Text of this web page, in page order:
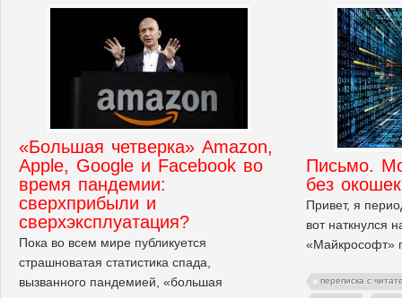
«Большая четверка» Amazon,
Apple, Google и Facebook во
время пандемии:
сверхприбыли и
сверхэксплуатация?
Пока во всем мире публикуется
страшноватая статистика спада,
вызванного пандемией, «большая
Письмо.
без
Привет, я
вот наткнулся
«Майкрософт»
переписка с